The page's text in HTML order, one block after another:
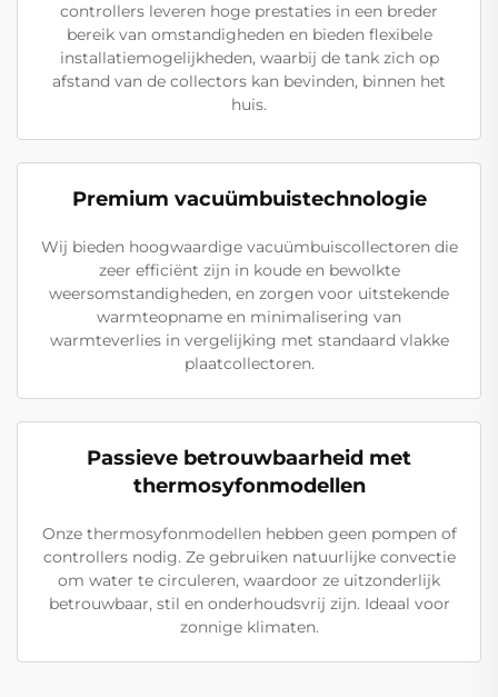
controllers leveren hoge prestaties in een breder
bereik van omstandigheden en bieden flexibele
installatiemogelijkheden, waarbij de tank zich op
afstand van de collectors kan bevinden, binnen het
huis.
Premium vacuümbuistechnologie
Wij bieden hoogwaardige vacuümbuiscollectoren die
zeer efficiënt zijn in koude en bewolkte
weersomstandigheden, en zorgen voor uitstekende
warmteopname en minimalisering van
warmteverlies in vergelijking met standaard vlakke
plaatcollectoren.
Passieve betrouwbaarheid met
thermosyfonmodellen
Onze thermosyfonmodellen hebben geen pompen of
controllers nodig. Ze gebruiken natuurlijke convectie
om water te circuleren, waardoor ze uitzonderlijk
betrouwbaar, stil en onderhoudsvrij zijn. Ideaal voor
zonnige klimaten.